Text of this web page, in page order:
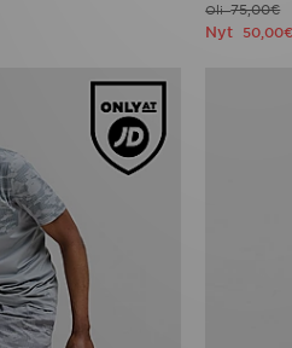
Oli75,00€
Nyt 50,00€